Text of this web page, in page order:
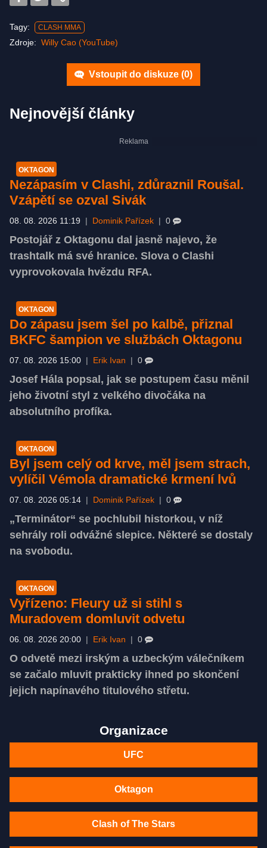
Tagy: CLASH MMA
Zdroje: Willy Cao (YouTube)
Vstoupit do diskuze (0)
Nejnovější články
OKTAGON
Nezápasím v Clashi, zdůraznil Roušal.
Vzápětí se ozval Sivák
08. 08. 2026 11:19 Dominik Pařízek 0
Postojář z Oktagonu dal jasně najevo, že
trashtalk má své hranice. Slova o Clashi
vyprovokovala hvězdu RFA.
OKTAGON
Do zápasu jsem šel po kalbě, přiznal
BKFC šampion ve službách Oktagonu
07. 08. 2026 15:00 Erik Ivan 0
Josef Hála popsal, jak se postupem času měnil
jeho životní styl z velkého divočáka na
absolutního profíka.
OKTAGON
Byl jsem celý od krve, měl jsem strach,
vylíčil Vémola dramatické krmení lvů
07. 08. 2026 05:14 Dominik Pařízek 0
„Terminátor“ se pochlubil historkou, v níž
sehrály roli odvážné slepice. Některé se dostaly
na svobodu.
OKTAGON
Vyřízeno: Fleury už si stihl s
Muradovem domluvit odvetu
06. 08. 2026 20:00 Erik Ivan 0
O odvetě mezi irským a uzbeckým válečníkem
se začalo mluvit prakticky ihned po skončení
jejich napínavého titulového střetu.
Organizace
UFC
Oktagon
Clash of The Stars